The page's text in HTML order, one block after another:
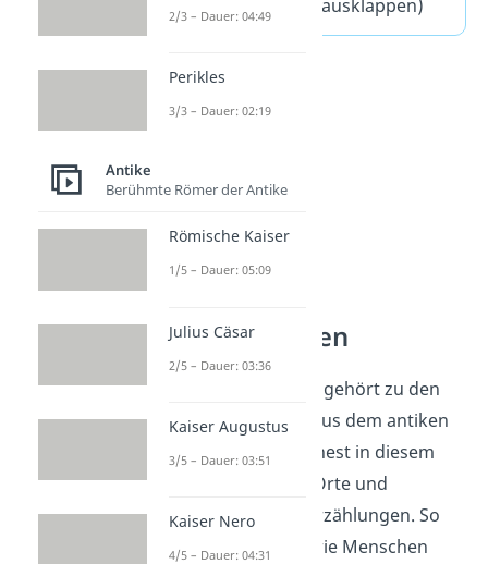
häufigste Fragen (ausklappen)
Sagen verstehen
Das Trojanische Pferd gehört zu den
bekanntesten Sagen aus dem antiken
Griechenland. Du ordnest in diesem
Themenfeld Figuren, Orte und
Ereignisse aus alten Erzählungen. So
verstehst du besser, wie Menschen
2/3 – Dauer: 04:49
Perikles
3/3 – Dauer: 02:19
Antike
Berühmte Römer der Antike
Römische Kaiser
1/5 – Dauer: 05:09
Julius Cäsar
2/5 – Dauer: 03:36
Kaiser Augustus
3/5 – Dauer: 03:51
Kaiser Nero
4/5 – Dauer: 04:31